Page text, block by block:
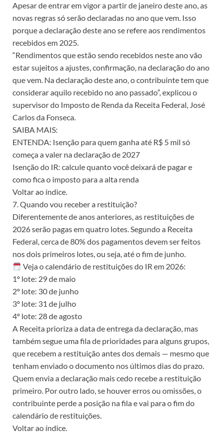
Apesar de entrar em vigor a partir de janeiro deste ano, as
novas regras só serão declaradas no ano que vem. Isso
porque a declaração deste ano se refere aos rendimentos
recebidos em 2025.
“Rendimentos que estão sendo recebidos neste ano vão
estar sujeitos a ajustes, confirmação, na declaração do ano
que vem. Na declaração deste ano, o contribuinte tem que
considerar aquilo recebido no ano passado”, explicou o
supervisor do Imposto de Renda da Receita Federal, José
Carlos da Fonseca.
SAIBA MAIS:
ENTENDA: Isenção para quem ganha até R$ 5 mil só
começa a valer na declaração de 2027
Isenção do IR: calcule quanto você deixará de pagar e
como fica o imposto para a alta renda
Voltar ao índice.
7. Quando vou receber a restituição?
Diferentemente de anos anteriores, as restituições de
2026 serão pagas em quatro lotes. Segundo a Receita
Federal, cerca de 80% dos pagamentos devem ser feitos
nos dois primeiros lotes, ou seja, até o fim de junho.
Veja o calendário de restituições do IR em 2026:
1º lote: 29 de maio
2º lote: 30 de junho
3º lote: 31 de julho
4º lote: 28 de agosto
A Receita prioriza a data de entrega da declaração, mas
também segue uma fila de prioridades para alguns grupos,
que recebem a restituição antes dos demais — mesmo que
tenham enviado o documento nos últimos dias do prazo.
Quem envia a declaração mais cedo recebe a restituição
primeiro. Por outro lado, se houver erros ou omissões, o
contribuinte perde a posição na fila e vai para o fim do
calendário de restituições.
Voltar ao índice.